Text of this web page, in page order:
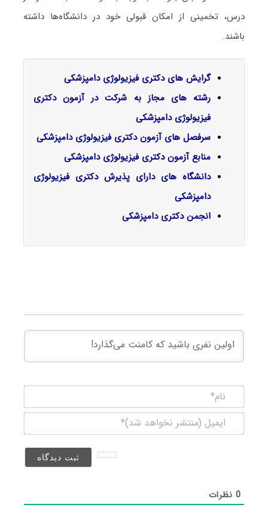
درس، تخمینی از امکان قبولی خود در دانشگاه‌ها داشته
باشند.
گرایش‌ های دکتری ﻓﻴﺰﻳﻮﻟﻮژی دامپزشکی
رشته های مجاز به شرکت در آزمون دکتری
فیزیولوژی دامپزشکی
سرفصل‌ های آزمون دکتری فیزیولوژی دامپزشکی
منابع آزمون دکتری فیزیولوژی دامپزشکی
دانشگاه های دارای پذیرش دکتری فیزیولوژی
دامپزشکی
انجمن دکتری دامپزشکی
(منتشر
0نظرات